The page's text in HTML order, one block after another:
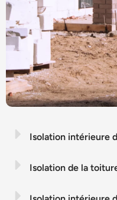
Isolation intérieure
Isolation de la